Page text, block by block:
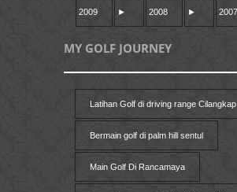
2009 ► 2008 ► 2007
MY GOLF JOURNEY
Latihan Golf di driving range Cilangkap
Bermain golf di palm hill sentul
Main Golf Di Rancamaya